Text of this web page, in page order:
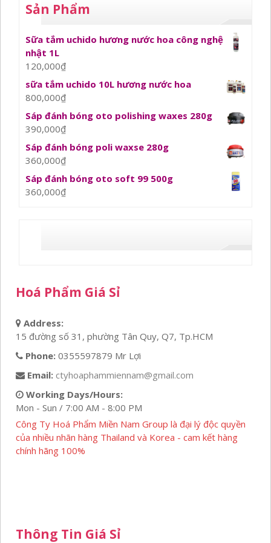
Sản Phẩm
Sữa tắm uchido hương nước hoa công nghệ
nhật 1L
120,000₫
sữa tắm uchido 10L hương nước hoa
800,000₫
Sáp đánh bóng oto polishing waxes 280g
390,000₫
Sáp đánh bóng poli waxse 280g
360,000₫
Sáp đánh bóng oto soft 99 500g
360,000₫
Hoá Phẩm Giá Sỉ
Address:
15 đường số 31, phường Tân Quy, Q7, Tp.HCM
Phone: 0355597879 Mr Lợi
Email: ctyhoaphammiennam@gmail.com
Working Days/Hours:
Mon - Sun / 7:00 AM - 8:00 PM
Công Ty Hoá Phẩm Miền Nam Group là đại lý độc quyền
của nhiều nhãn hàng Thailand và Korea - cam kết hàng
chính hãng 100%
Thông Tin Giá Sỉ